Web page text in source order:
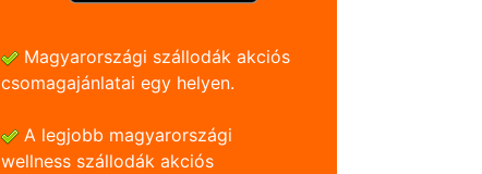
Magyarországi szállodák akciós
csomagajánlatai egy helyen.
A legjobb magyarországi
wellness szállodák akciós